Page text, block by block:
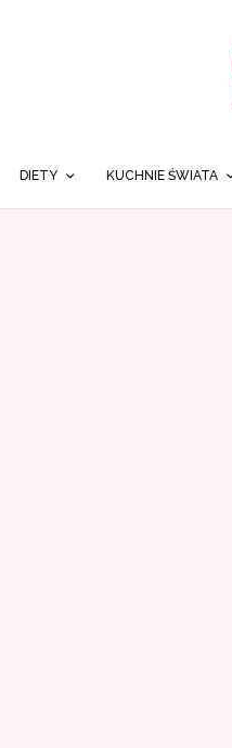
DIETY KUCHNIE ŚWIATA